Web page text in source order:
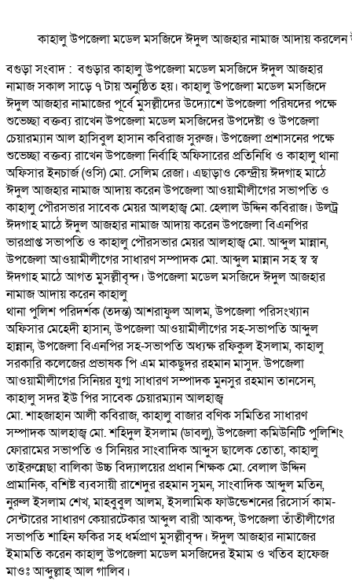
কাহালু উপজেলা মডেল মসজিদে ঈদুল আজহার নামাজ আদায় করলেন
বগুড়া সংবাদ : বগুড়ার কাহালু উপজেলা মডেল মসজিদে ঈদুল আজহার
নামাজ সকাল সাড়ে ৭ টায় অনুষ্ঠিত হয়। কাহালু উপজেলা মডেল মসজিদে
ঈদুল আজহার নামাজের পূর্বে মুসল্লীদের উদ্যোশে উপজেলা পরিষদের পক্ষে
শুভেচ্ছা বক্তব্য রাখেন উপজেলা মডেল মসজিদের উপদেষ্টা ও উপজেলা
চেয়ারম্যান আল হাসিবুল হাসান কবিরাজ সুরুজ। উপজেলা প্রশাসনের পক্ষে
শুভেচ্ছা বক্তব্য রাখেন উপজেলা নির্বাহি অফিসারের প্রতিনিধি ও কাহালু থানা
অফিসার ইনচার্জ (ওসি) মো. সেলিম রেজা। এছাড়াও কেন্দ্রীয় ঈদগাহ মাঠে
ঈদুল আজহার নামাজ আদায় করেন উপজেলা আওয়ামীলীগের সভাপতি ও
কাহালু পৌরসভার সাবেক মেয়র আলহাজ্ব মো. হেলাল উদ্দিন কবিরাজ। উলট্র
ঈদগাহ মাঠে ঈদুল আজহার নামাজ আদায় করেন উপজেলা বিএনপির
ভারপ্রাপ্ত সভাপতি ও কাহালু পৌরসভার মেয়র আলহাজ্ব মো. আব্দুল মান্নান,
উপজেলা আওয়ামীলীগের সাধারণ সম্পাদক মো. আব্দুল মান্নান সহ স্ব স্ব
ঈদগাহ মাঠে আগত মুসল্লীবৃন্দ। উপজেলা মডেল মসজিদে ঈদুল আজহার
নামাজ আদায় করেন কাহালু
থানা পুলিশ পরিদর্শক (তদন্ত) আশরাফুল আলম, উপজেলা পরিসংখ্যান
অফিসার মেহেদী হাসান, উপজেলা আওয়ামীলীগের সহ-সভাপতি আব্দুল
হান্নান, উপজেলা বিএনপির সহ-সভাপতি অধ্যক্ষ রফিকুল ইসলাম, কাহালু
সরকারি কলেজের প্রভাষক পি এম মাকছুদর রহমান মাসুদ. উপজেলা
আওয়ামীলীগের সিনিয়র যুগ্ম সাধারণ সম্পাদক মুনসুর রহমান তানসেন,
কাহালু সদর ইউ পির সাবেক চেয়ারম্যান আলহাজ্ব
মো. শাহজাহান আলী কবিরাজ, কাহালু বাজার বণিক সমিতির সাধারণ
সম্পাদক আলহাজ্ব মো. শহিদুল ইসলাম (ডাবলু), উপজেলা কমিউনিটি পুলিশিং
ফোরামের সভাপতি ও সিনিয়র সাংবাদিক আব্দুস ছালেক তোতা, কাহালু
তাইরুন্নেছা বালিকা উচ্চ বিদ্যালয়ের প্রধান শিক্ষক মো. বেলাল উদ্দিন
প্রামানিক, বশিষ্ট ব্যবসায়ী রাশেদুর রহমান সুমন, সাংবাদিক আব্দুল মতিন,
নুরুল ইসলাম শেখ, মাহবুবুল আলম, ইসলামিক ফাউন্ডেশনের রিসোর্স কাম-
সেন্টারের সাধারণ কেয়ারটেকার আব্দুল বারী আকন্দ, উপজেলা তাঁতীলীগের
সভাপতি শাহিন ফকির সহ ধর্মপ্রাণ মুসল্লীবৃন্দ। ঈদুল আজহার নামাজের
ইমামতি করেন কাহালু উপজেলা মডেল মসজিদের ইমাম ও খতিব হাফেজ
মাওঃ আব্দুল্লাহ আল গালিব।